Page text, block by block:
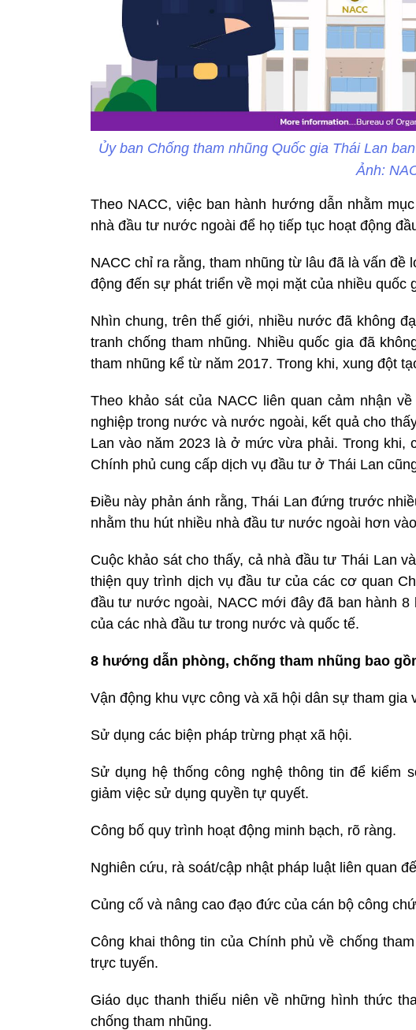
Ủy ban Chống tham nhũng Quốc gia Thái Lan
Ảnh:
Theo NACC, việc ban hành hướng dẫn nhằm
nhà đầu tư nước ngoài để họ tiếp tục hoạt động
NACC chỉ ra rằng, tham nhũng từ lâu đã là vấn
động đến sự phát triển về mọi mặt của nhiều quốc
Nhìn chung, trên thế giới, nhiều nước đã không
tranh chống tham nhũng. Nhiều quốc gia đã
tham nhũng kể từ năm 2017. Trong khi, xung đột
Theo khảo sát của NACC liên quan cảm nhận
nghiệp trong nước và nước ngoài, kết quả cho
Lan vào năm 2023 là ở mức vừa phải. Trong khi,
Chính phủ cung cấp dịch vụ đầu tư ở Thái Lan
Điều này phản ánh rằng, Thái Lan đứng trước
nhằm thu hút nhiều nhà đầu tư nước ngoài hơn
Cuộc khảo sát cho thấy, cả nhà đầu tư Thái Lan
thiện quy trình dịch vụ đầu tư của các cơ quan
đầu tư nước ngoài, NACC mới đây đã ban hành
của các nhà đầu tư trong nước và quốc tế.
8 hướng dẫn phòng, chống tham nhũng bao
Vận động khu vực công và xã hội dân sự tham gia
Sử dụng các biện pháp trừng phạt xã hội.
Sử dụng hệ thống công nghệ thông tin để kiểm
giảm việc sử dụng quyền tự quyết.
Công bố quy trình hoạt động minh bạch, rõ ràng.
Nghiên cứu, rà soát/cập nhật pháp luật liên quan
Củng cố và nâng cao đạo đức của cán bộ công
Công khai thông tin của Chính phủ về chống
trực tuyến.
Giáo dục thanh thiếu niên về những hình thức
chống tham nhũng.